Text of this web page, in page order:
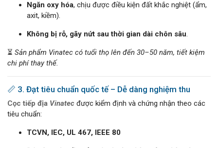
Ngăn oxy hóa, chịu được điều kiện đất khắc nghiệt (ẩm,
axit, kiềm).
Không bị rỗ, gãy nứt sau thời gian dài chôn sâu.
⏳ Sản phẩm Vinatec có tuổi thọ lên đến 30–50 năm, tiết kiệm
chi phí thay thế.
📏 3. Đạt tiêu chuẩn quốc tế – Dễ dàng nghiệm thu
Cọc tiếp địa Vinatec được kiểm định và chứng nhận theo các
tiêu chuẩn:
TCVN, IEC, UL 467, IEEE 80